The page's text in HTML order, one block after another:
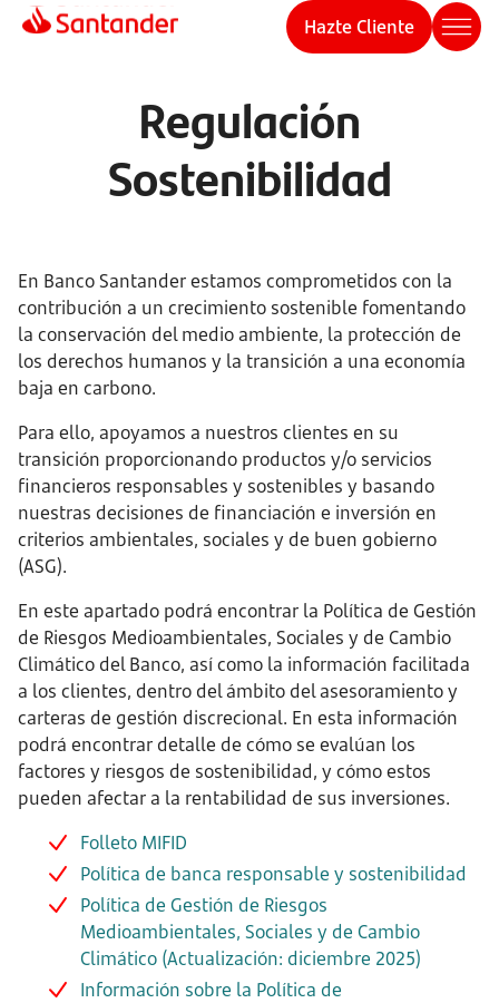
Hazte Cliente
Regulación
Sostenibilidad
En Banco Santander estamos comprometidos con la
contribución a un crecimiento sostenible fomentando
la conservación del medio ambiente, la protección de
los derechos humanos y la transición a una economía
baja en carbono.
Para ello, apoyamos a nuestros clientes en su
transición proporcionando productos y/o servicios
financieros responsables y sostenibles y basando
nuestras decisiones de financiación e inversión en
criterios ambientales, sociales y de buen gobierno
(ASG).
En este apartado podrá encontrar la Política de Gestión
de Riesgos Medioambientales, Sociales y de Cambio
Climático del Banco, así como la información facilitada
a los clientes, dentro del ámbito del asesoramiento y
carteras de gestión discrecional. En esta información
podrá encontrar detalle de cómo se evalúan los
factores y riesgos de sostenibilidad, y cómo estos
pueden afectar a la rentabilidad de sus inversiones.
Folleto MIFID
Política de banca responsable y sostenibilidad
Política de Gestión de Riesgos
Medioambientales, Sociales y de Cambio
Climático (Actualización: diciembre 2025)
Información sobre la Política de